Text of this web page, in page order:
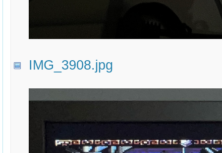
IMG_3908.jpg